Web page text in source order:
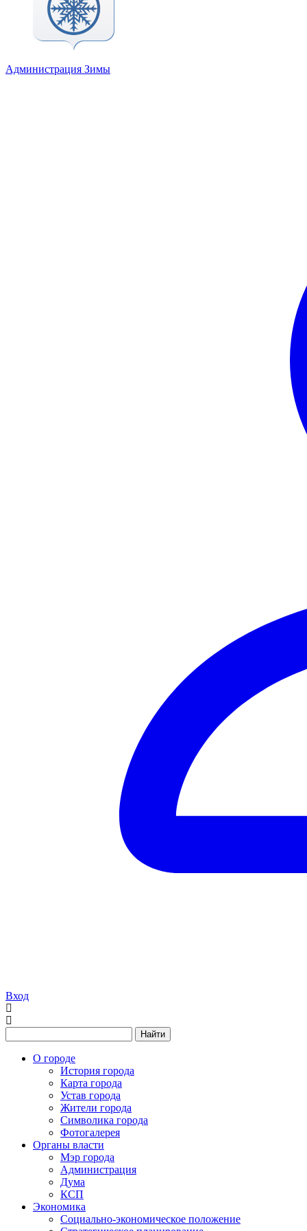
Администрация Зимы
Вход
Найти
О городе
История города
Карта города
Устав города
Жители города
Символика города
Фотогалерея
Органы власти
Мэр города
Администрация
Дума
КСП
Экономика
Социально-экономическое положение